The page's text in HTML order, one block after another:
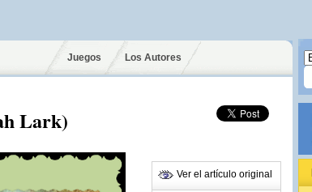
Juegos Los Autores
Lark)
Ver el artículo original